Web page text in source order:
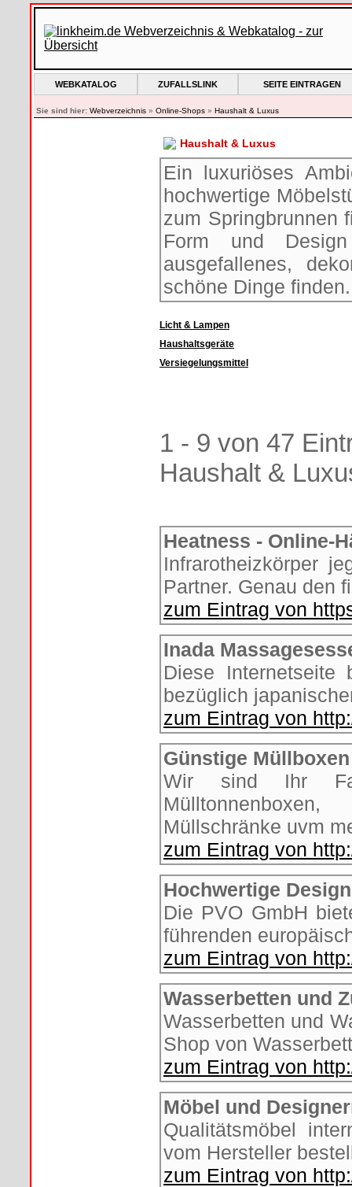
WEBKATALOG ZUFALLSLINK SEITE EINTRAGEN
Sie sind hier: Webverzeichnis » Online-Shops » Haushalt & Luxus
Haushalt & Luxus
Ein luxuriöses
hochwertige
zum Springbrunnen
Form und
ausgefallenes,
schöne Dinge finden.
Licht & Lampen
Haushaltsgeräte
Versiegelungsmittel
1 - 9 von 47
Haushalt &
Heatness - Online-
Infrarotheizkörper
Partner. Genau den
zum Eintrag von
Inada
Diese Internetseite
bezüglich
zum Eintrag von
Günstige
Wir sind Ihr
Müllschränke uvm
zum Eintrag von
Hochwertige
Die PVO GmbH
führenden
zum Eintrag von
Wasserbetten und
Wasserbetten und
Shop von
zum Eintrag von
Möbel und
Qualitätsmöbel
vom Hersteller
zum Eintrag von